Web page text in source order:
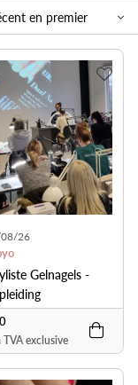
26
Gelnagels -
TVA exclusive